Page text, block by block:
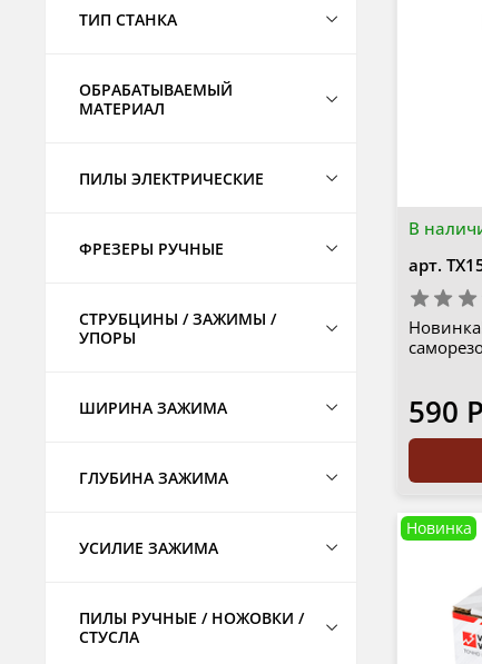
В
арт.
590
Новинка
ТИП СТАНКА
ОБРАБАТЫВАЕМЫЙ
МАТЕРИАЛ
ПИЛЫ ЭЛЕКТРИЧЕСКИЕ
ФРЕЗЕРЫ РУЧНЫЕ
СТРУБЦИНЫ / ЗАЖИМЫ /
УПОРЫ
ШИРИНА ЗАЖИМА
ГЛУБИНА ЗАЖИМА
УСИЛИЕ ЗАЖИМА
ПИЛЫ РУЧНЫЕ / НОЖОВКИ /
СТУСЛА